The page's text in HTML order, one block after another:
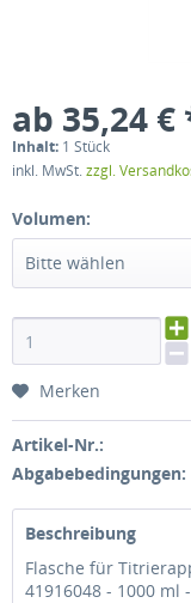
ab 35,24 €
Inhalt: 1 Stück
inkl. MwSt.zzgl.
Volumen:
Bitte wählen
Merken
Artikel-Nr.:
Abgabebedingungen:
Beschreibung
Flasche für
41916048 - 1000 ml